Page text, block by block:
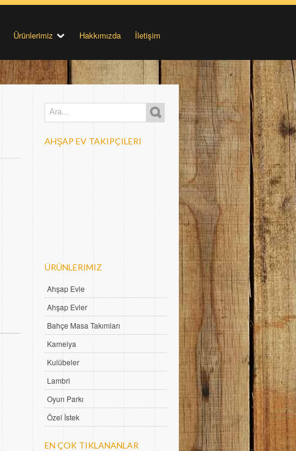
Ürünlerimiz Hakkımızda İletişim
AHŞAP EV TAKIPÇILERI
ÜRÜNLERIMIZ
Ahşap Evle
Ahşap Evler
Bahçe Masa Takımları
Kamelya
Kulübeler
Lambri
Oyun Parkı
Özel İstek
EN ÇOK TIKLANANLAR